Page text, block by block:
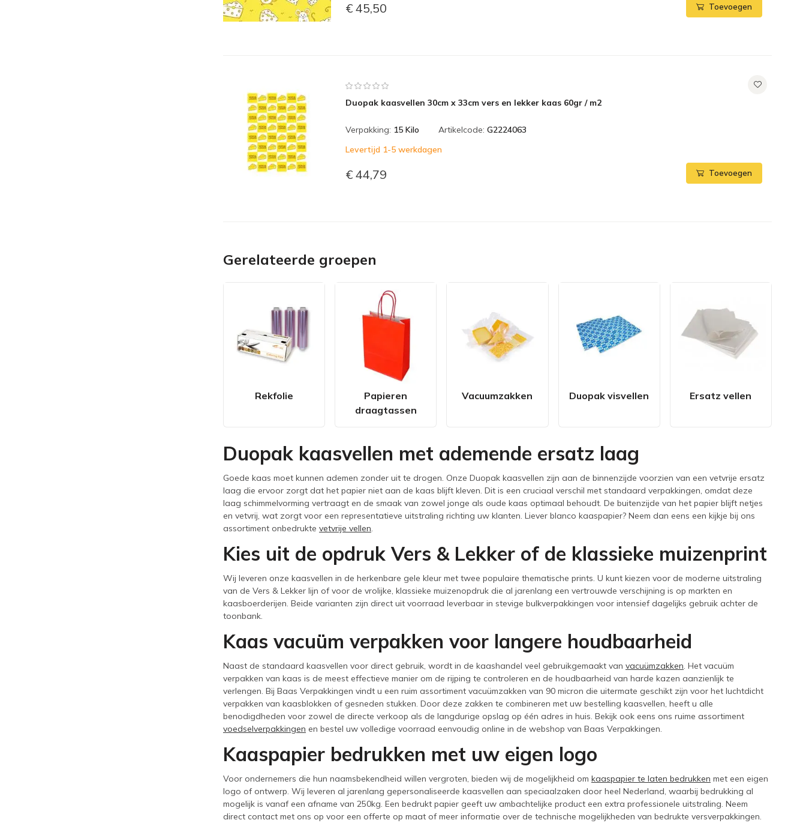
€ 45,50 Toevoegen
Duopak kaasvellen 30cm x 33cm vers en lekker kaas 60gr / m2
Verpakking: 15 Kilo Artikelcode: G2224063
Levertijd 1-5 werkdagen
€ 44,79 Toevoegen
Gerelateerde groepen
Rekfolie
Papieren
draagtassen
Vacuumzakken Duopak visvellen Ersatz vellen
Duopak kaasvellen met ademende ersatz laag
Goede kaas moet kunnen ademen zonder uit te drogen. Onze Duopak kaasvellen zijn aan de binnenzijde voorzien van een vetvrije ersatz
laag die ervoor zorgt dat het papier niet aan de kaas blijft kleven. Dit is een cruciaal verschil met standaard verpakkingen, omdat deze
laag schimmelvorming vertraagt en de smaak van zowel jonge als oude kaas optimaal behoudt. De buitenzijde van het papier blijft netjes
en vetvrij, wat zorgt voor een representatieve uitstraling richting uw klanten. Liever blanco kaaspapier? Neem dan eens een kijkje bij ons
assortiment onbedrukte vetvrije vellen.
Kies uit de opdruk Vers & Lekker of de klassieke muizenprint
Wij leveren onze kaasvellen in de herkenbare gele kleur met twee populaire thematische prints. U kunt kiezen voor de moderne uitstraling
van de Vers & Lekker lijn of voor de vrolijke, klassieke muizenopdruk die al jarenlang een vertrouwde verschijning is op markten en
kaasboerderijen. Beide varianten zijn direct uit voorraad leverbaar in stevige bulkverpakkingen voor intensief dagelijks gebruik achter de
toonbank.
Kaas vacuüm verpakken voor langere houdbaarheid
Naast de standaard kaasvellen voor direct gebruik, wordt in de kaashandel veel gebruikgemaakt van vacuümzakken. Het vacuüm
verpakken van kaas is de meest effectieve manier om de rijping te controleren en de houdbaarheid van harde kazen aanzienlijk te
verlengen. Bij Baas Verpakkingen vindt u een ruim assortiment vacuümzakken van 90 micron die uitermate geschikt zijn voor het luchtdicht
verpakken van kaasblokken of gesneden stukken. Door deze zakken te combineren met uw bestelling kaasvellen, heeft u alle
benodigdheden voor zowel de directe verkoop als de langdurige opslag op één adres in huis. Bekijk ook eens ons ruime assortiment
voedselverpakkingen en bestel uw volledige voorraad eenvoudig online in de webshop van Baas Verpakkingen.
Kaaspapier bedrukken met uw eigen logo
Voor ondernemers die hun naamsbekendheid willen vergroten, bieden wij de mogelijkheid om kaaspapier te laten bedrukken met een eigen
logo of ontwerp. Wij leveren al jarenlang gepersonaliseerde kaasvellen aan speciaalzaken door heel Nederland, waarbij bedrukking al
mogelijk is vanaf een afname van 250kg. Een bedrukt papier geeft uw ambachtelijke product een extra professionele uitstraling. Neem
direct contact met ons op voor een offerte op maat of meer informatie over de technische mogelijkheden van bedrukte versverpakkingen.